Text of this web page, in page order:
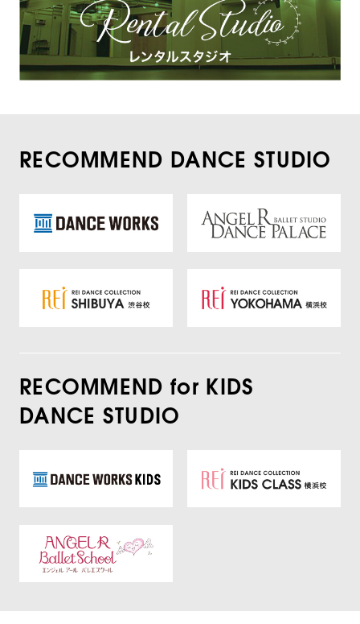
RECOMMEND DANCE STUDIO
RECOMMEND for KIDS
DANCE STUDIO